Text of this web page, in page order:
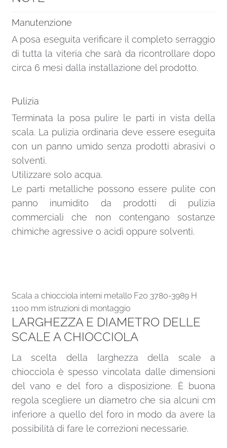
Manutenzione
A posa eseguita verificare il completo serraggio
di tutta la viteria che sarà da ricontrollare dopo
circa 6 mesi dalla installazione del prodotto.
Pulizia
Terminata la posa pulire le parti in vista della
scala. La pulizia ordinaria deve essere eseguita
con un panno umido senza prodotti abrasivi o
solventi.
Utilizzare solo acqua.
Le parti metalliche possono essere pulite con
panno inumidito da prodotti di pulizia
commerciali che non contengano sostanze
chimiche agressive o acidi oppure solventi.
Scala a chiocciola interni metallo F20 3780-3989 H
1100 mm istruzioni di montaggio
LARGHEZZA E DIAMETRO DELLE
SCALE A CHIOCCIOLA
La scelta della larghezza della scale a
chiocciola è spesso vincolata dalle dimensioni
del vano e del foro a disposizione. È buona
regola scegliere un diametro che sia alcuni cm
inferiore a quello del foro in modo da avere la
possibilità di fare le correzioni necessarie.